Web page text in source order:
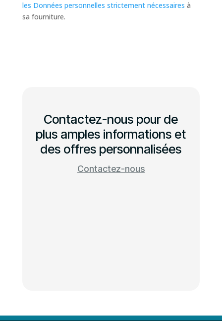
les Données personnelles strictement nécessaires à
sa fourniture.
Contactez-nous pour de
plus amples informations et
des offres personnalisées
Contactez-nous